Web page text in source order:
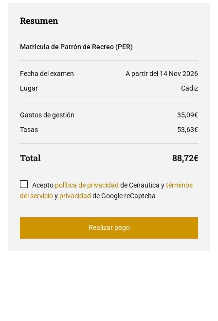
Resumen
Matrícula de Patrón de Recreo (PER)
Fecha del examen
A partir del 14 Nov 2026
Lugar
Cadiz
Gastos de gestión
35,09€
Tasas
53,63€
Total 88,72€
Acepto política de privacidad de Cenautica ytérminos
del servicioy privacidad de Google reCaptcha